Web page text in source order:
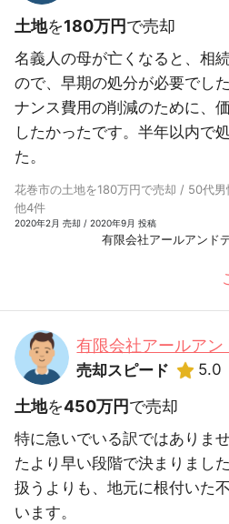
土地を180万円で売却
名義人の母が亡くなると、相
ので、早期の処分が必要でし
ナンス費用の削減のために、
したかったです。半年以内で
た。
花巻市の土地を180万円で売却 / 50代
他4件
2020年2月 売却 / 2020年9月 投稿
有限会社アールアンド
有限会社アールアン
売却スピード 5.0
土地を450万円で売却
特に急いでいる訳ではありま
たより早い段階で決まりまし
扱うよりも、地元に根付いた
います。